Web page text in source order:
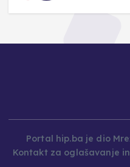
Portal hip.ba je dio
Kontakt za oglašavanje